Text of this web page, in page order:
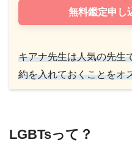
無料鑑定申し
キアナ先生は人気の先生
約を入れておくことをオ
LGBTsって？